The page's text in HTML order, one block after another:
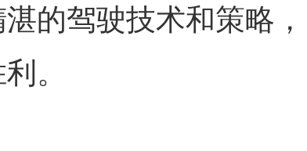
的驾驶技术和策略
。